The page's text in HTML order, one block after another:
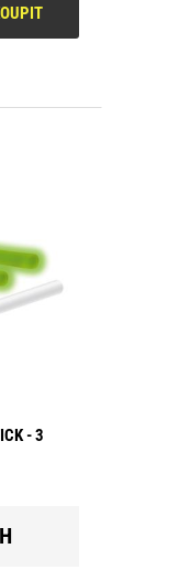
- 3